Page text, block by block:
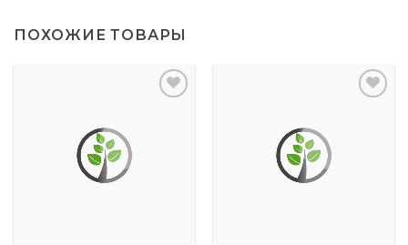
ПОХОЖИЕ ТОВАРЫ